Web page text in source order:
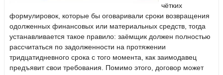
чётких
формулировок, которые бы оговаривали сроки возвращения
одолженных финансовых или материальных средств, тогда
устанавливается такое правило: заёмщик должен полностью
рассчитаться по задолженности на протяжении
тридцатидневного срока с того момента, как заимодавец
предъявит свои требования. Помимо этого, договор может